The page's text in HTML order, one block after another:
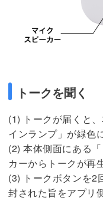
トークを聞く
(1) トークが届くと
インランプ」が緑色
(2) 本体側面にある
カーからトークが再
(3) トークボタンを2
封された旨をアプリ